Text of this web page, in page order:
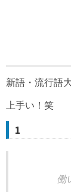
新語・流行語
上手い！笑
1
働